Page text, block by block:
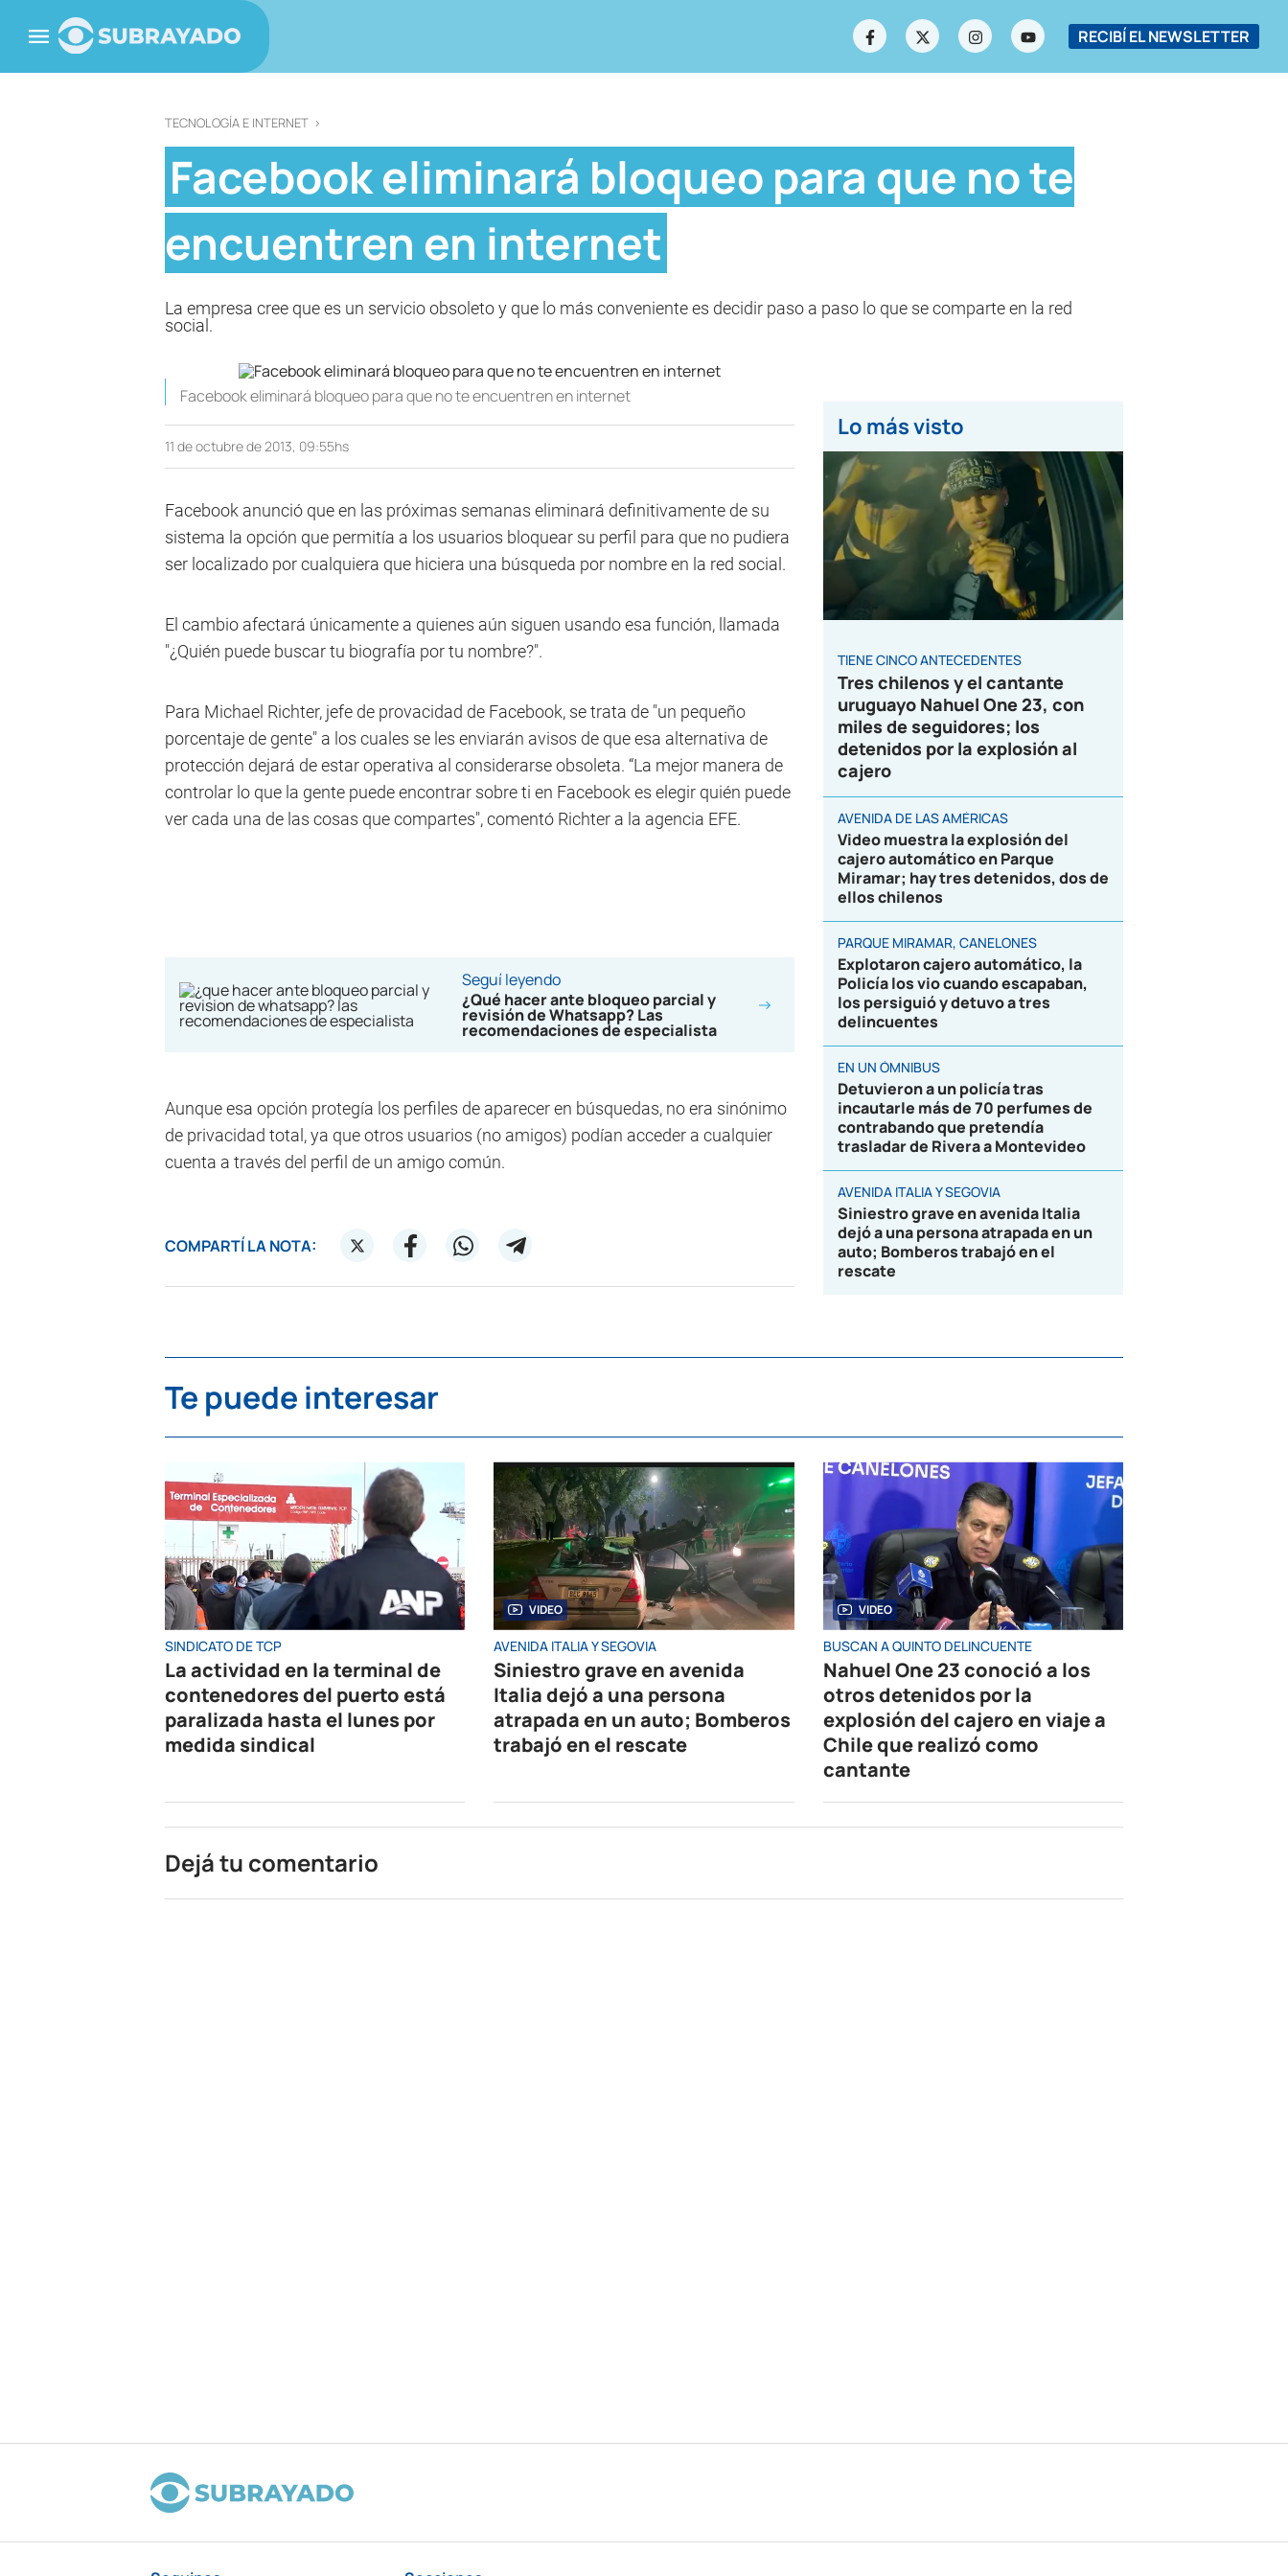
RECIBÍ EL NEWSLETTER
TECNOLOGÍA E INTERNET >
Facebook eliminará bloqueo para que no te
encuentren en internet
La empresa cree que es un servicio obsoleto y que lo más conveniente es decidir paso a paso lo que se comparte en la red
social.
Facebook eliminará bloqueo para que no te encuentren en internet
11 de octubre de 2013, 09:55hs
Facebook anunció que en las próximas semanas eliminará definitivamente de su
sistema la opción que permitía a los usuarios bloquear su perfil para que no pudiera
ser localizado por cualquiera que hiciera una búsqueda por nombre en la red social.
El cambio afectará únicamente a quienes aún siguen usando esa función, llamada
"¿Quién puede buscar tu biografía por tu nombre?".
Para Michael Richter, jefe de provacidad de Facebook, se trata de "un pequeño
porcentaje de gente" a los cuales se les enviarán avisos de que esa alternativa de
protección dejará de estar operativa al considerarse obsoleta. “La mejor manera de
controlar lo que la gente puede encontrar sobre ti en Facebook es elegir quién puede
ver cada una de las cosas que compartes", comentó Richter a la agencia EFE.
Seguí leyendo
¿Qué hacer ante bloqueo parcial y
revisión de Whatsapp? Las
recomendaciones de especialista
Aunque esa opción protegía los perfiles de aparecer en búsquedas, no era sinónimo
de privacidad total, ya que otros usuarios (no amigos) podían acceder a cualquier
cuenta a través del perfil de un amigo común.
COMPARTÍ LA NOTA:
Lo más visto
TIENE CINCO ANTECEDENTES
Tres chilenos y el cantante
uruguayo Nahuel One 23, con
miles de seguidores; los
detenidos por la explosión al
cajero
AVENIDA DE LAS AMÉRICAS
Video muestra la explosión del
cajero automático en Parque
Miramar; hay tres detenidos, dos de
ellos chilenos
PARQUE MIRAMAR, CANELONES
Explotaron cajero automático, la
Policía los vio cuando escapaban,
los persiguió y detuvo a tres
delincuentes
EN UN ÓMNIBUS
Detuvieron a un policía tras
incautarle más de 70 perfumes de
contrabando que pretendía
trasladar de Rivera a Montevideo
AVENIDA ITALIA Y SEGOVIA
Siniestro grave en avenida Italia
dejó a una persona atrapada en un
auto; Bomberos trabajó en el
rescate
Te puede interesar
SINDICATO DE TCP
La actividad en la terminal de
contenedores del puerto está
paralizada hasta el lunes por
medida sindical
VIDEO
AVENIDA ITALIA Y SEGOVIA
Siniestro grave en avenida
Italia dejó a una persona
atrapada en un auto; Bomberos
trabajó en el rescate
VIDEO
BUSCAN A QUINTO DELINCUENTE
Nahuel One 23 conoció a los
otros detenidos por la
explosión del cajero en viaje a
Chile que realizó como
cantante
Dejá tu comentario